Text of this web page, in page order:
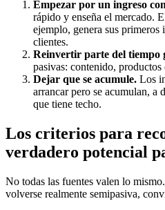
Empezar por un ingreso
rápido y enseña el mercado.
ejemplo, genera sus primeros
clientes.
Reinvertir parte del tiempo
pasivas: contenido,
Dejar que se acumule. Los
arrancar pero se acumulan, a
que tiene techo.
Los criterios para
verdadero potencial
No todas las fuentes valen lo
volverse realmente semipasiva,